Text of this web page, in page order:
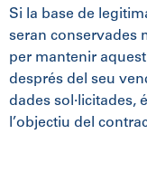
Si la base de
seran conservades
per mantenir
després del seu
dades sol·licitades,
l’objectiu del